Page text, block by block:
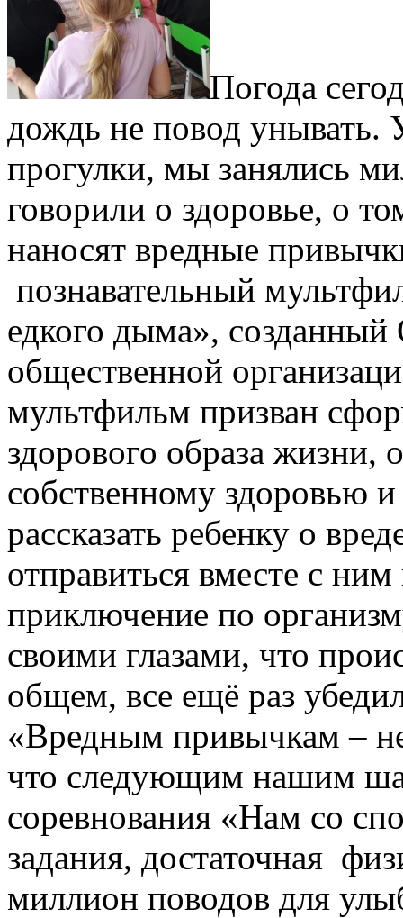
Погода
дождь не повод унывать.
прогулки, мы занялись
говорили о здоровье, о
наносят вредные
познавательный
едкого дыма»,
общественной
мультфильм призван
здорового образа жизни,
собственному здоровью
рассказать ребенку о
отправиться вместе с
приключение по
своими глазами, что
общем, все ещё раз
«Вредным привычкам –
что следующим нашим
соревнования «Нам со
задания, достаточная
миллион поводов для